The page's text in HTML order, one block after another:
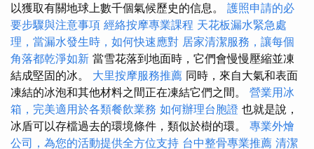
以獲取有關地球上數千個氣候歷史的信息。 護照申請的必
要步驟與注意事項 經絡按摩專業課程 天花板漏水緊急處
理，當漏水發生時，如何快速應對 居家清潔服務，讓每個
角落都乾淨如新 當雪花落到地面時，它們會慢慢壓縮並凍
結成堅固的冰。 大里按摩服務推薦 同時，來自大氣和表面
凍結的冰泡和其他材料之間正在凍結它們之間。 營業用冰
箱，完美適用於各類餐飲業務 如何辦理台胞證 也就是說，
冰盾可以存檔過去的環境條件，類似於樹的環。 專業外燴
公司，為您的活動提供全方位支持 台中整骨專業推薦 清潔